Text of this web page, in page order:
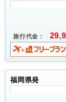
旅行代金：
福岡県発